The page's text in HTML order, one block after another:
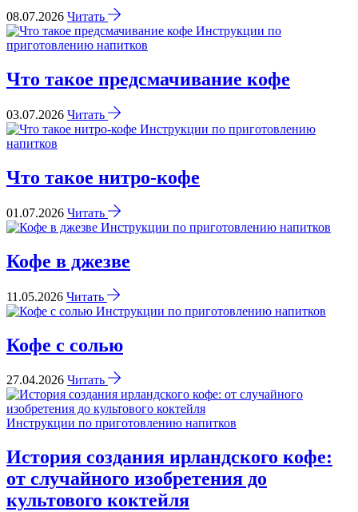
08.07.2026 Читать
Инструкции по
приготовлению напитков
Что такое предсмачивание кофе
03.07.2026 Читать
Инструкции по приготовлению
напитков
Что такое нитро-кофе
01.07.2026 Читать
Инструкции по приготовлению напитков
Кофе в джезве
11.05.2026 Читать
Инструкции по приготовлению напитков
Кофе с солью
27.04.2026 Читать
Инструкции по приготовлению напитков
История создания ирландского кофе:
от случайного изобретения до
культового коктейля